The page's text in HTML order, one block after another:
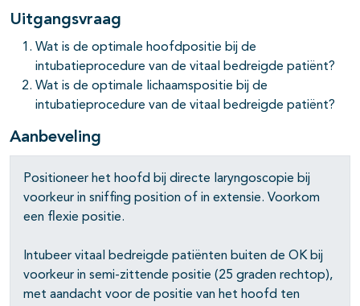
open- en dichtklappen
Uitgangsvraag
Wat is de optimale hoofdpositie bij de
intubatieprocedure van de vitaal bedreigde patiënt?
Wat is de optimale lichaamspositie bij de
intubatieprocedure van de vitaal bedreigde patiënt?
Aanbeveling
Positioneer het hoofd bij directe laryngoscopie bij
voorkeur in sniffing position of in extensie. Voorkom
een flexie positie.
Intubeer vitaal bedreigde patiënten buiten de OK bij
voorkeur in semi-zittende positie (25 graden rechtop),
met aandacht voor de positie van het hoofd ten